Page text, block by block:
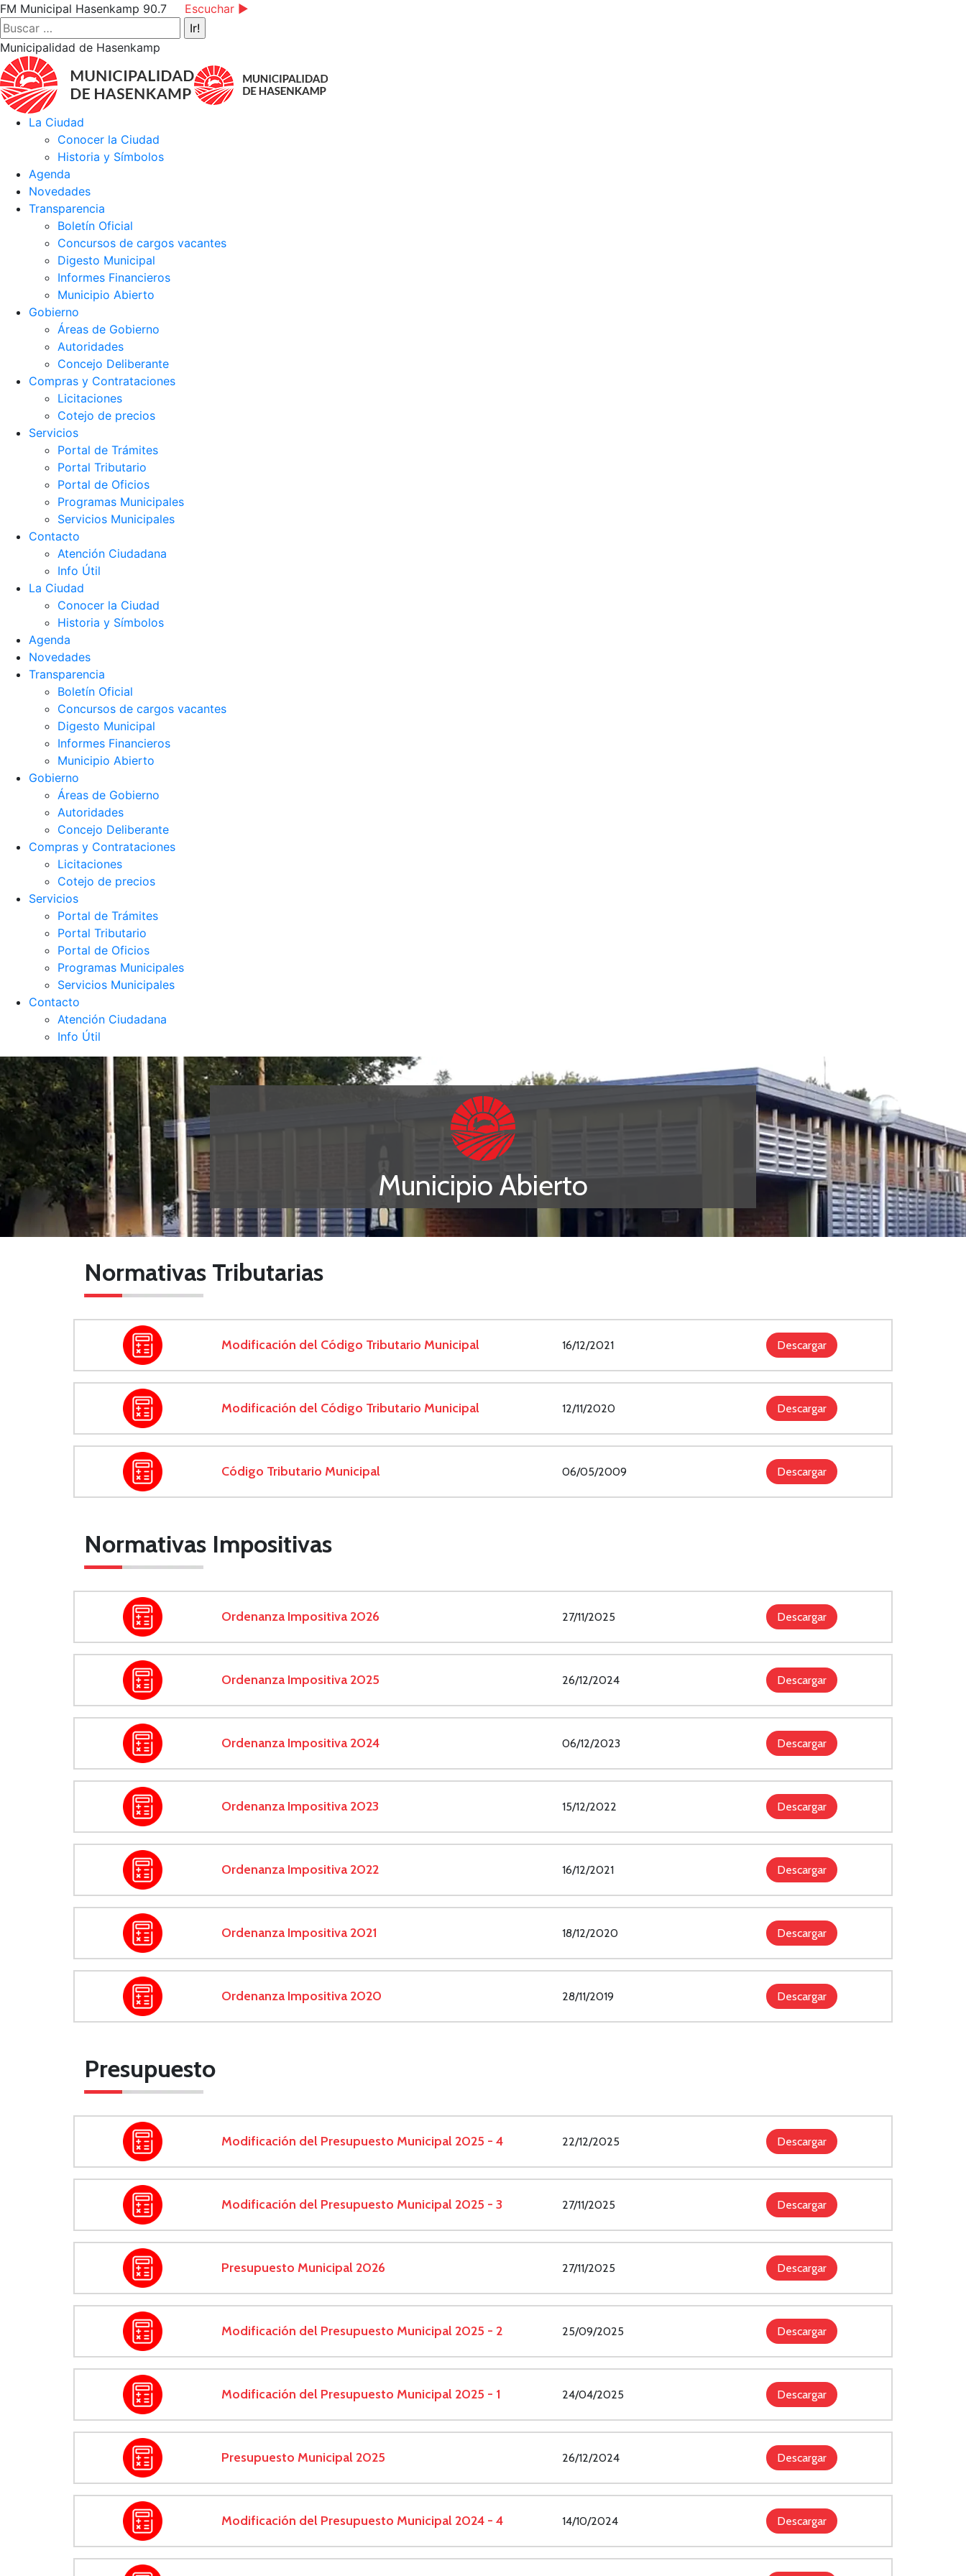
Saltar
al
contenido
Facebook
page
opens
new
window
Instagram
page
opens
new
window
YouTube
page
opens
new
window
FM Municipal Hasenkamp 90.7
Escuchar ►
Buscar:
Municipalidad de Hasenkamp
La Ciudad
Conocer la Ciudad
Historia y Símbolos
Agenda
Novedades
Transparencia
Boletín Oficial
Concursos de cargos vacantes
Digesto Municipal
Informes Financieros
Municipio Abierto
Gobierno
Áreas de Gobierno
Autoridades
Concejo Deliberante
Compras y Contrataciones
Licitaciones
Cotejo de precios
Servicios
Portal de Trámites
Portal Tributario
Portal de Oficios
Programas Municipales
Servicios Municipales
Contacto
Atención Ciudadana
Info Útil
La Ciudad
Conocer la Ciudad
Historia y Símbolos
Agenda
Novedades
Transparencia
Boletín Oficial
Concursos de cargos vacantes
Digesto Municipal
Informes Financieros
Municipio Abierto
Gobierno
Áreas de Gobierno
Autoridades
Concejo Deliberante
Compras y Contrataciones
Licitaciones
Cotejo de precios
Servicios
Portal de Trámites
Portal Tributario
Portal de Oficios
Programas Municipales
Servicios Municipales
Contacto
Atención Ciudadana
Info Útil
Municipio Abierto
Normativas Tributarias
Modificación del Código Tributario Municipal 16/12/2021 Descargar
Modificación del Código Tributario Municipal 12/11/2020 Descargar
Código Tributario Municipal 06/05/2009 Descargar
Normativas Impositivas
Ordenanza Impositiva 2026 27/11/2025 Descargar
Ordenanza Impositiva 2025 26/12/2024 Descargar
Ordenanza Impositiva 2024 06/12/2023 Descargar
Ordenanza Impositiva 2023 15/12/2022 Descargar
Ordenanza Impositiva 2022 16/12/2021 Descargar
Ordenanza Impositiva 2021 18/12/2020 Descargar
Ordenanza Impositiva 2020 28/11/2019 Descargar
Presupuesto
Modificación del Presupuesto Municipal 2025 - 4 22/12/2025 Descargar
Modificación del Presupuesto Municipal 2025 - 3 27/11/2025 Descargar
Presupuesto Municipal 2026 27/11/2025 Descargar
Modificación del Presupuesto Municipal 2025 - 2 25/09/2025 Descargar
Modificación del Presupuesto Municipal 2025 - 1 24/04/2025 Descargar
Presupuesto Municipal 2025 26/12/2024 Descargar
Modificación del Presupuesto Municipal 2024 - 4 14/10/2024 Descargar